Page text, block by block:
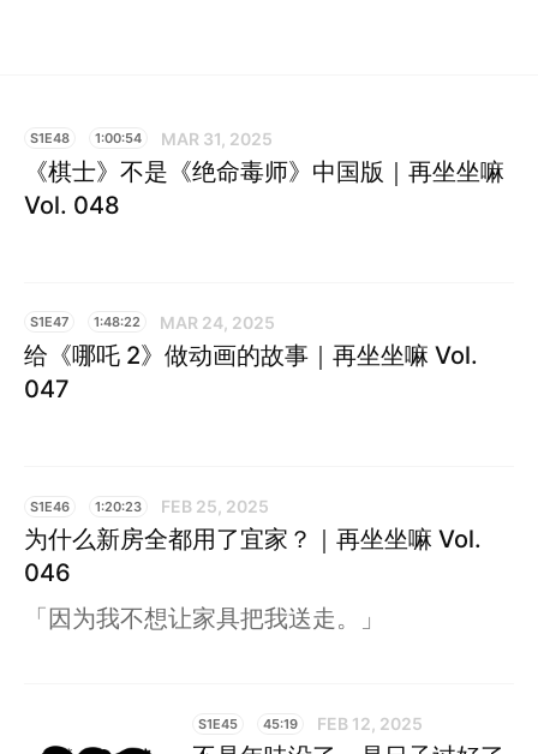
S1E48 1:00:54 MAR 31, 2025
《棋士》不是《绝命毒师》中国版｜再坐坐嘛
Vol. 048
S1E47 1:48:22 MAR 24, 2025
给《哪吒 2》做动画的故事｜再坐坐嘛 Vol.
047
S1E46 1:20:23 FEB 25, 2025
为什么新房全都用了宜家？｜再坐坐嘛 Vol.
046
「因为我不想让家具把我送走。」
S1E45 45:19 FEB 12, 2025